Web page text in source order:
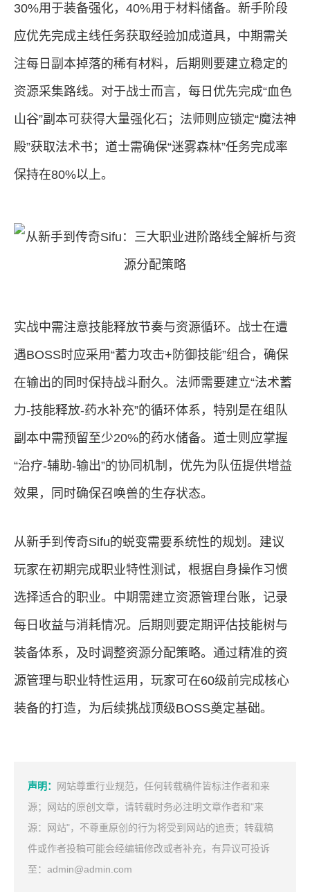
30%用于装备强化，40%用于材料储备。新手阶段
应优先完成主线任务获取经验加成道具，中期需关
注每日副本掉落的稀有材料，后期则要建立稳定的
资源采集路线。对于战士而言，每日优先完成“血色
山谷”副本可获得大量强化石；法师则应锁定“魔法神
殿”获取法术书；道士需确保“迷雾森林”任务完成率
保持在80%以上。
实战中需注意技能释放节奏与资源循环。战士在遭
遇BOSS时应采用“蓄力攻击+防御技能”组合，确保
在输出的同时保持战斗耐久。法师需要建立“法术蓄
力-技能释放-药水补充”的循环体系，特别是在组队
副本中需预留至少20%的药水储备。道士则应掌握
“治疗-辅助-输出”的协同机制，优先为队伍提供增益
效果，同时确保召唤兽的生存状态。
从新手到传奇Sifu的蜕变需要系统性的规划。建议
玩家在初期完成职业特性测试，根据自身操作习惯
选择适合的职业。中期需建立资源管理台账，记录
每日收益与消耗情况。后期则要定期评估技能树与
装备体系，及时调整资源分配策略。通过精准的资
源管理与职业特性运用，玩家可在60级前完成核心
装备的打造，为后续挑战顶级BOSS奠定基础。
声明：
网站尊重行业规范，任何转载稿件皆标注作者和来
源；网站的原创文章，请转载时务必注明文章作者和"来
源：网站"，不尊重原创的行为将受到网站的追责；转载稿
件或作者投稿可能会经编辑修改或者补充，有异议可投诉
至：admin@admin.com